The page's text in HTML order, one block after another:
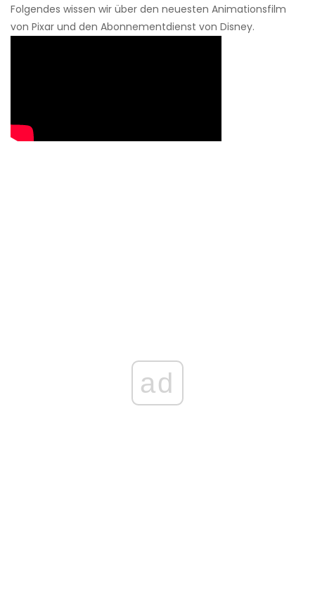
Folgendes wissen wir über den neuesten Animationsfilm
von Pixar und den Abonnementdienst von Disney.
ad